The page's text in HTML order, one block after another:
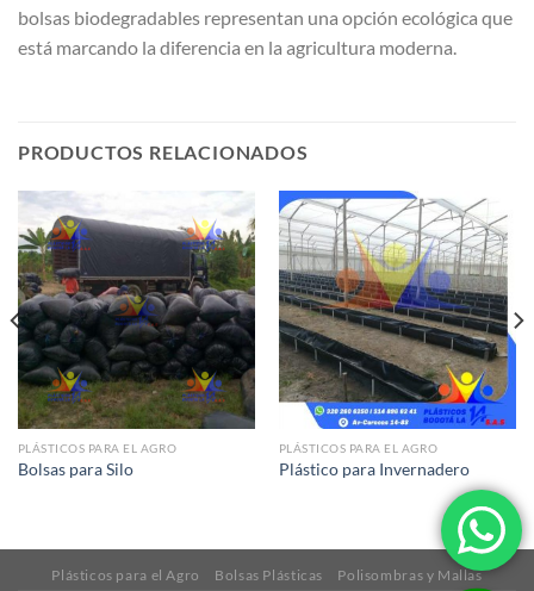
bolsas biodegradables representan una opción ecológica que
está marcando la diferencia en la agricultura moderna.
PRODUCTOS RELACIONADOS
PLÁSTICOS PARA EL AGRO
Bolsas para Silo
PLÁSTICOS PARA EL AGRO
Plástico para Invernadero
Plásticos para el Agro Bolsas Plásticas Polisombras y Mallas